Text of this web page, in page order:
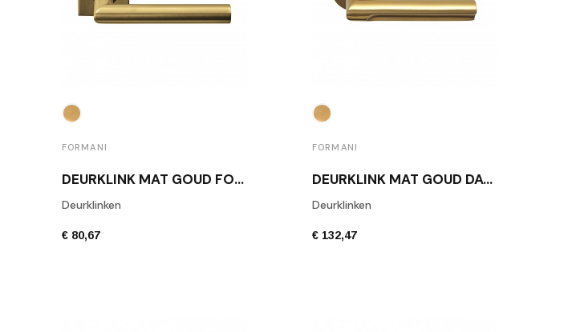
FORMANI
DEURKLINK MAT GOUD FORMANI LB2-19BSQR53 IM
Deurklinken
€ 80,67
FORMANI
DEURKLINK MAT GOUD DAVID ROCKWELL DR103-G IM
Deurklinken
€ 132,47